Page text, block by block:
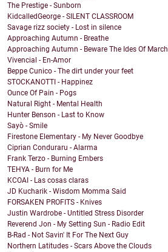
The Prestige - Sunborn
KidcalledGeorge - SILENT CLASSROOM
Savage rizz society - Lost in silence
Approaching Autumn - Breathe
Approaching Autumn - Beware The Ides Of March
Vivencial - En-Amor
Beppe Cunico - The dirt under your feet
STOCKANOTTI - Happinez
Ounce Of Pain - Pogs
Natural Right - Mental Health
Hunter Benson - Last to Know
Sayò - Smile
Firestone Elementary - My Never Goodbye
Ciprian Conduraru - Alarma
Frank Terzo - Burning Embers
TEHYA - Burn for Me
KCOAI - Las cosas claras
JD Kucharik - Wisdom Momma Said
FORSAKEN PROFITS - Knives
Justin Wardrobe - Untitled Stress Disorder
Reverend Jon - My Setting Sun - Radio Edit
B-Rad - Not Savin' It For The Next Guy
Northern Latitudes - Scars Above the Clouds